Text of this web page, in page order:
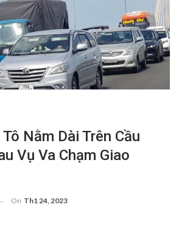
Nằm Dài Trên Cầu
Vụ Va Chạm Giao
On Th1 24, 2023